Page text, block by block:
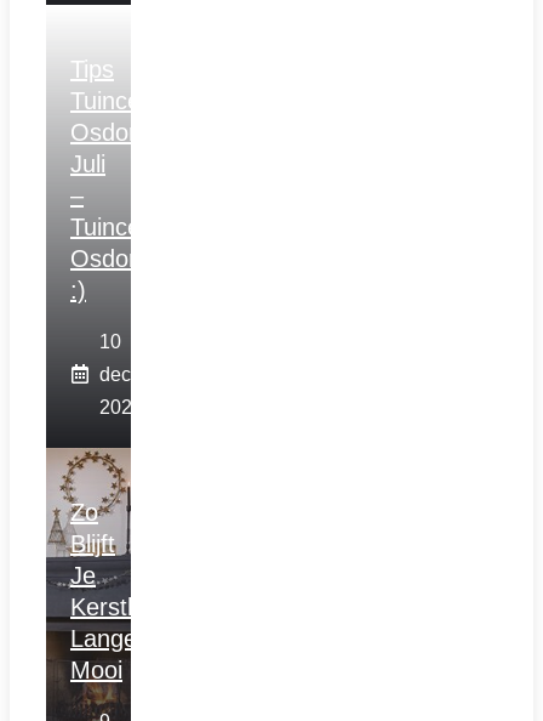
Tips
Tuincentrum
Osdorp
Juli
–
Tuincentrum
Osdorp
:)
10
december
2025
Zo
Blijft
Je
Kerstboom
Langer
Mooi